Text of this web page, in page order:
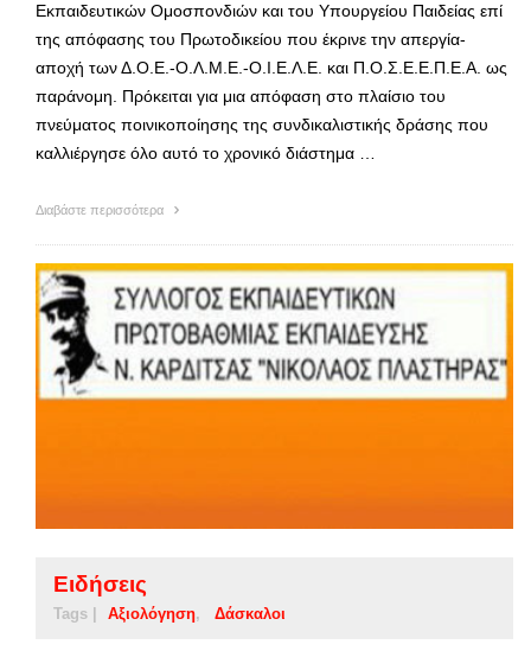
Εκπαιδευτικών Ομοσπονδιών και του Υπουργείου Παιδείας επί
της απόφασης του Πρωτοδικείου που έκρινε την απεργία-
αποχή των Δ.Ο.Ε.-Ο.Λ.Μ.Ε.-Ο.Ι.Ε.Λ.Ε. και Π.Ο.Σ.Ε.Ε.Π.Ε.Α. ως
παράνομη. Πρόκειται για μια απόφαση στο πλαίσιο του
πνεύματος ποινικοποίησης της συνδικαλιστικής δράσης που
καλλιέργησε όλο αυτό το χρονικό διάστημα …
Διαβάστε περισσότερα
Ειδήσεις
Tags | Αξιολόγηση Δάσκαλοι